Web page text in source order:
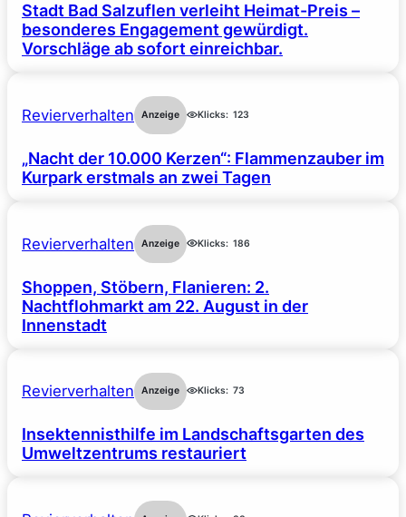
Stadt Bad Salzuflen verleiht Heimat-Preis –
besonderes Engagement gewürdigt.
Vorschläge ab sofort einreichbar.
Revierverhalten Anzeige Klicks: 123
„Nacht der 10.000 Kerzen“: Flammenzauber im
Kurpark erstmals an zwei Tagen
Revierverhalten Anzeige Klicks: 186
Shoppen, Stöbern, Flanieren: 2.
Nachtflohmarkt am 22. August in der
Innenstadt
Revierverhalten Anzeige Klicks: 73
Insektennisthilfe im Landschaftsgarten des
Umweltzentrums restauriert